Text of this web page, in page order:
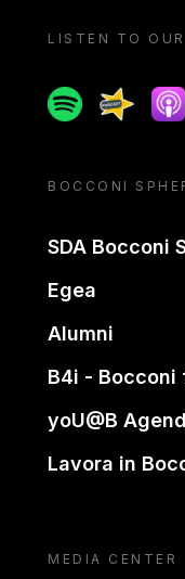
LISTEN TO
SpotifySpreaker
BOCCONI
SDA Bocconi
Egea
Alumni
B4i - Bocconi
yoU@B
Lavora in
MEDIA CENTER